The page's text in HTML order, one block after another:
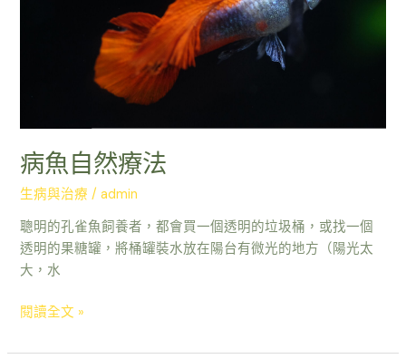
病魚自然療法
生病與治療 /admin
聰明的孔雀魚飼養者，都會買一個透明的垃圾桶，或找一個
透明的果糖罐，將桶罐裝水放在陽台有微光的地方（陽光太
大，水
閱讀全文 »